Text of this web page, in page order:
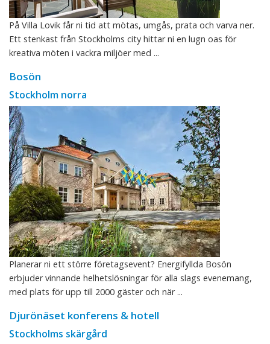
På Villa Lovik får ni tid att mötas, umgås, prata och varva ner.
Ett stenkast från Stockholms city hittar ni en lugn oas för
kreativa möten i vackra miljöer med ...
Bosön
Stockholm norra
Planerar ni ett större företagsevent? Energifyllda Bosön
erbjuder vinnande helhetslösningar för alla slags evenemang,
med plats för upp till 2000 gäster och när ...
Djurönäset konferens & hotell
Stockholms skärgård